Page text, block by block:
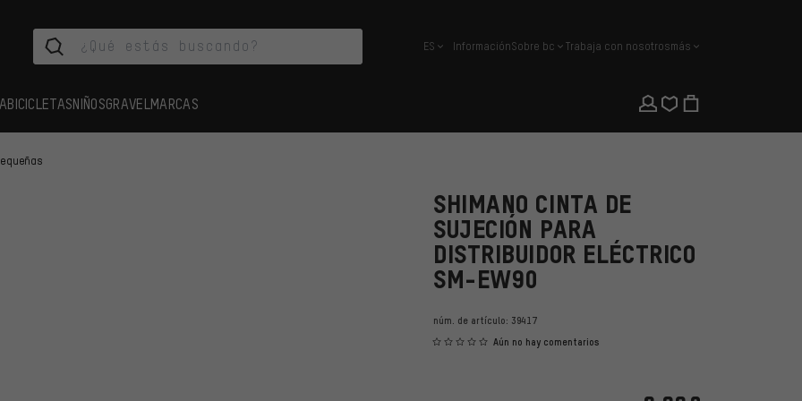
español
ES InformaciónSobre bc Trabaja con nosotrosmás
BICICLETASNIÑOSGRAVEL MARCAS
SHIMANO CINTA DE
SUJECIÓN PARA
DISTRIBUIDOR ELÉCTRICO
SM-EW90
núm. de artículo: 39417
Aún no hay comentarios